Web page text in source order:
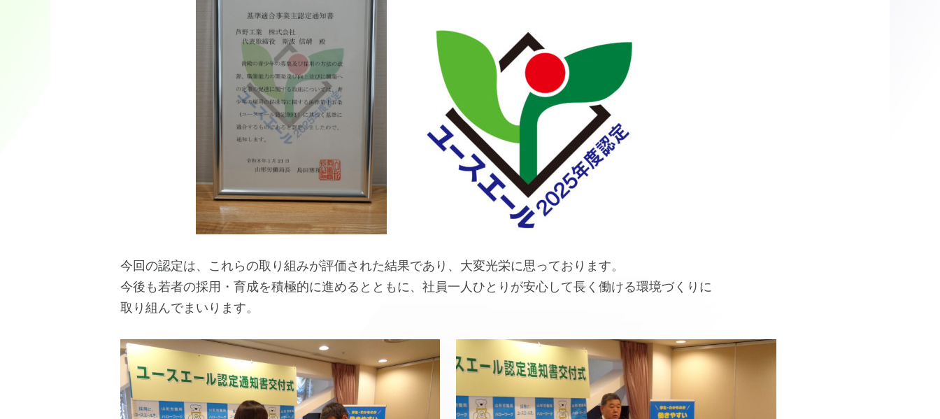
今回の認定は、これらの取り組みが評価された結果であり、大変光栄に思っております。
今後も若者の採用・育成を積極的に進めるとともに、社員一人ひとりが安心して長く働ける環境づくりに
取り組んでまいります。